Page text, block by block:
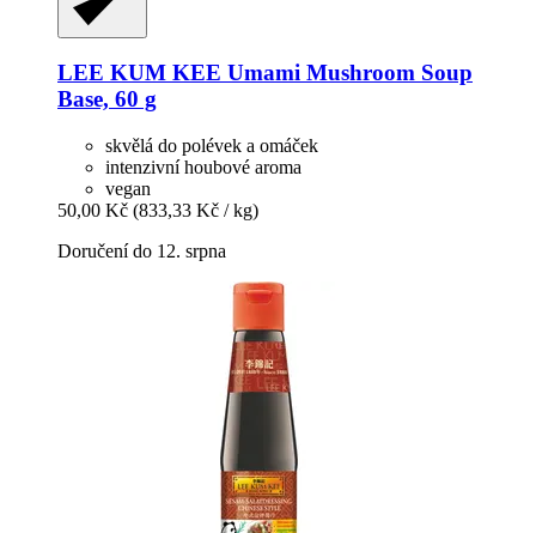
LEE KUM KEE Umami Mushroom Soup
Base, 60 g
skvělá do polévek a omáček
intenzivní houbové aroma
vegan
50,00 Kč (833,33 Kč / kg)
Doručení do 12. srpna